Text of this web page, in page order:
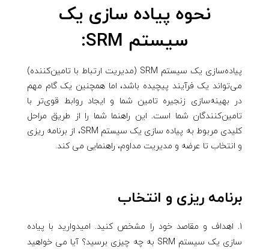
نحوه پیاده سازی یک
سیستم SRM:
پیاده‌سازی یک سیستم SRM (مدیریت ارتباط با تامین‌کننده)
می‌تواند یک فرآیند پیچیده باشد، اما همچنین یک گام مهم
در بهینه‌سازی زنجیره تامین شما و ایجاد روابط قوی‌تر با
تامین‌کنندگان شما است. این راهنما شما را از طریق مراحل
کلیدی مربوط به پیاده سازی یک سیستم SRM، از برنامه ریزی
و انتخاب تا عرضه و مدیریت مداوم، راهنمایی می کند.
برنامه ریزی و انتخاب
اهداف و مقاصد خود را مشخص کنید. امیدوارید با پیاده
سازی یک سیستم SRM به چه چیزی برسید؟ آیا می خواهید